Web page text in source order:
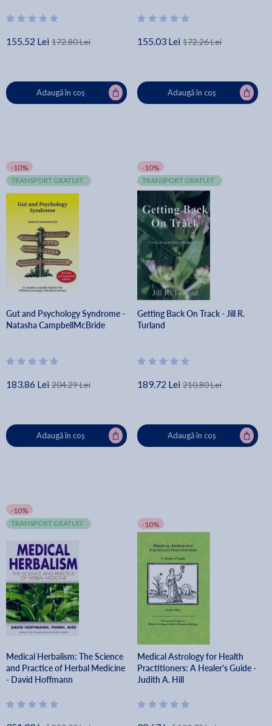
155.52 Lei 172.80 Lei
Adaugă în coș
155.03 Lei 172.26 Lei
Adaugă în coș
-10%
TRANSPORT GRATUIT
Gut and Psychology Syndrome -
Natasha CampbellMcBride
183.86 Lei 204.29 Lei
Adaugă în coș
-10%
TRANSPORT GRATUIT
Getting Back On Track - Jill R.
Turland
189.72 Lei 210.80 Lei
Adaugă în coș
-10%
TRANSPORT GRATUIT
Medical Herbalism: The Science
and Practice of Herbal Medicine
- David Hoffmann
-10%
Medical Astrology for Health
Practitioners: A Healer's Guide -
Judith A. Hill